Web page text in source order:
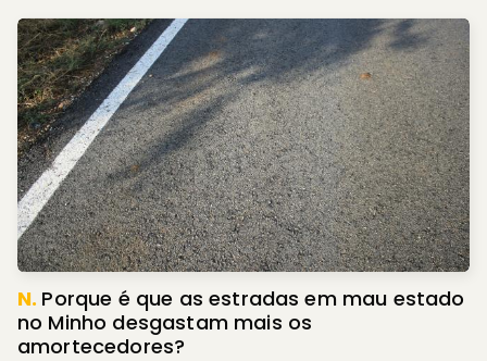
N. Porque é que as estradas em mau estado
no Minho desgastam mais os
amortecedores?